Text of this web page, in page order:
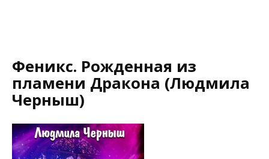
Феникс. Рожденная из
пламени Дракона (Людмила
Черныш)